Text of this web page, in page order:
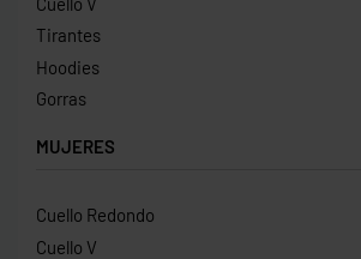
Tirantes
Hoodies
Gorras
MUJERES
Cuello Redondo
Cuello V